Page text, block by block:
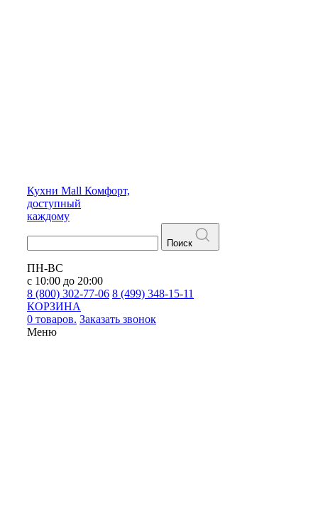
Кухни Mall Комфорт,
доступный
каждому
Поиск
ПН-ВС
с 10:00 до 20:00
8 (800) 302-77-06 8 (499) 348-15-11
КОРЗИНА
0 товаров. Заказать звонок
Меню